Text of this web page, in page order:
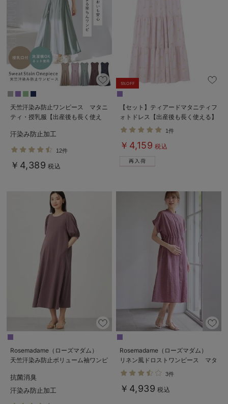
天竺汗染み防止ワンピース マタニ
ティ・授乳服【出産後も長く使え
汗染み防止加工
12件
￥4,389 税込
5%OFF
【セット】ティアードマタニティフ
ォトドレス【出産後も長く使える】
1件
￥4,159 税込
Rosemadame（ローズマダム）
天竺汗染み防止ボリューム袖ワンピ
産後も長く使える】
抗菌消臭
汗染み防止加工
Rosemadame（ローズマダム）
リネン風ドロストワンピース マタ
ニティ・産後授乳服【出産後も長く
3件
￥4,939 税込